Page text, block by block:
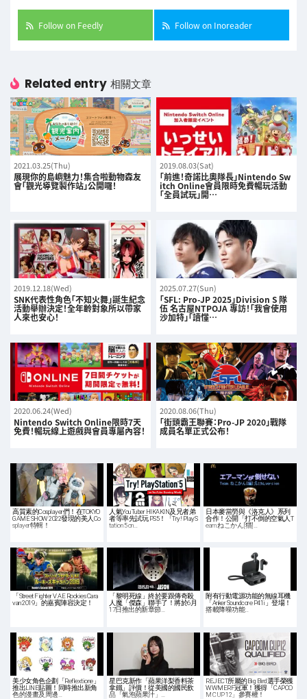
Follow on Feedly Follow on Inoreader
Related entry 相關文章
2021.03.25(Thu)
展現你的島嶼魅力！集合啦動物森友
會「觀光導覽製作站」公開囉！
2019.08.03(Sat)
「前進！奇諾比奧隊長」Nintendo Sw
itch Online會員限時免費暢玩活動
「全員試玩」開…
2019.12.18(Wed)
SNK代表性角色「不知火舞」誕生紀念
活動舉辦決定！全年齡對象所以帶家
人來也安心！
2025.07.27(Sun)
「SFL: Pro-JP 2025」Division S 隊
伍 名古屋NTPOJA 專訪！「我會使用
沙加特」「讀懂…
2020.06.24(Wed)
Nintendo Switch Online限時7天
免費！暢玩線上遊戲與會員專屬內容！
2020.08.06(Thu)
「街頭霸王聯賽：Pro-JP 2020」戰隊
成員名單正式公布！
高質素的Cosplayer們！在TOKYO
GAME SHOW 2022發現的美人Co
splayer特輯！
人氣YouTuber HIKAKIN及兄者弟
者等率先試玩 PS5！「Try! PlayS
tation 5 on…
日本麥當勞與《洛克人》系列
合作！公開「打不倒的空氣人T
eam.ねこかん[猫]…
「Street Fighter V AE Rookies Cara
van 2019」的嘉賓陣容決定！
「黎明死線」終於要跟傳奇殺
人魔「傑森」聯手了！將於6月
17日推出的新章節…
附有行動電源功能的無線耳機
「Anker Soundcore P41i」登場！
搭載降噪功能…
美少女角色企劃「Reflextione」
推出LINE貼圖！同時推出新角
色的漫畫及周邊…
星巴克新作「蘋果洋梨香料茶
拿鐵」評價！從美國的國民飲
品「氣泡蘋果汁」…
REJECT所屬的Big Bird選手榮獲
WWMERF冠軍！獲得「CAPCO
M CUP 12」參賽權！